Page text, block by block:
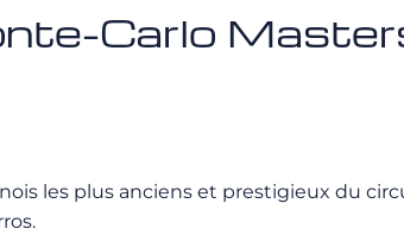
Carlo
les plus anciens et prestigieux du